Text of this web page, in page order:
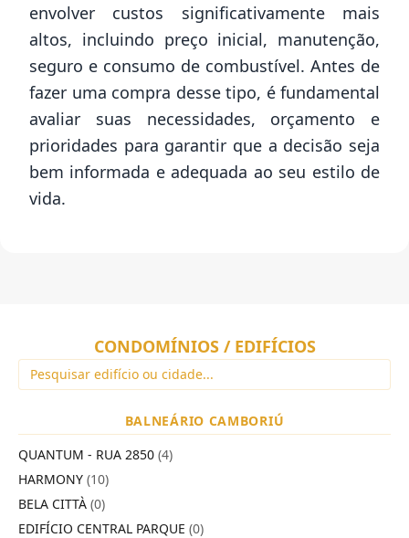
envolver custos significativamente mais
altos, incluindo preço inicial, manutenção,
seguro e consumo de combustível. Antes de
fazer uma compra desse tipo, é fundamental
avaliar suas necessidades, orçamento e
prioridades para garantir que a decisão seja
bem informada e adequada ao seu estilo de
vida.
CONDOMÍNIOS / EDIFÍCIOS
BALNEÁRIO CAMBORIÚ
QUANTUM - RUA 2850 (4)
HARMONY (10)
BELA CITTÀ (0)
EDIFÍCIO CENTRAL PARQUE (0)